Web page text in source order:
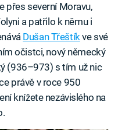
přes severní Moravu,
a patřilo k němu i
Dušan Třeštíkve své
očistci, nový německý
(936–973) s tím už nic
právě v roce 950
knížete nezávislého na